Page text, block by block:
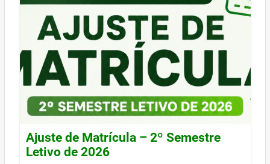
Ajuste de Matrícula – 2º Semestre
Letivo de 2026